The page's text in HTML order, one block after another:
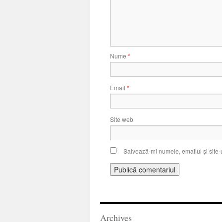
Nume *
Email *
Site web
Salvează-mi numele, emailul și
Archives